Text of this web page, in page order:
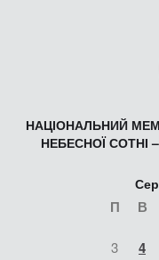
НАЦІОНАЛЬНИЙ
НЕБЕСНОЇ СОТНІ
П В
3 4